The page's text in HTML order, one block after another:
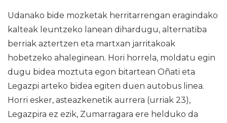
Udanako bide mozketak herritarrengan eragindako
kalteak leuntzeko lanean dihardugu, alternatiba
berriak aztertzen eta martxan jarritakoak
hobetzeko ahaleginean. Hori horrela, moldatu egin
dugu bidea moztuta egon bitartean Oñati eta
Legazpi arteko bidea egiten duen autobus linea.
Horri esker, asteazkenetik aurrera (urriak 23),
Legazpira ez ezik, Zumarragara ere helduko da